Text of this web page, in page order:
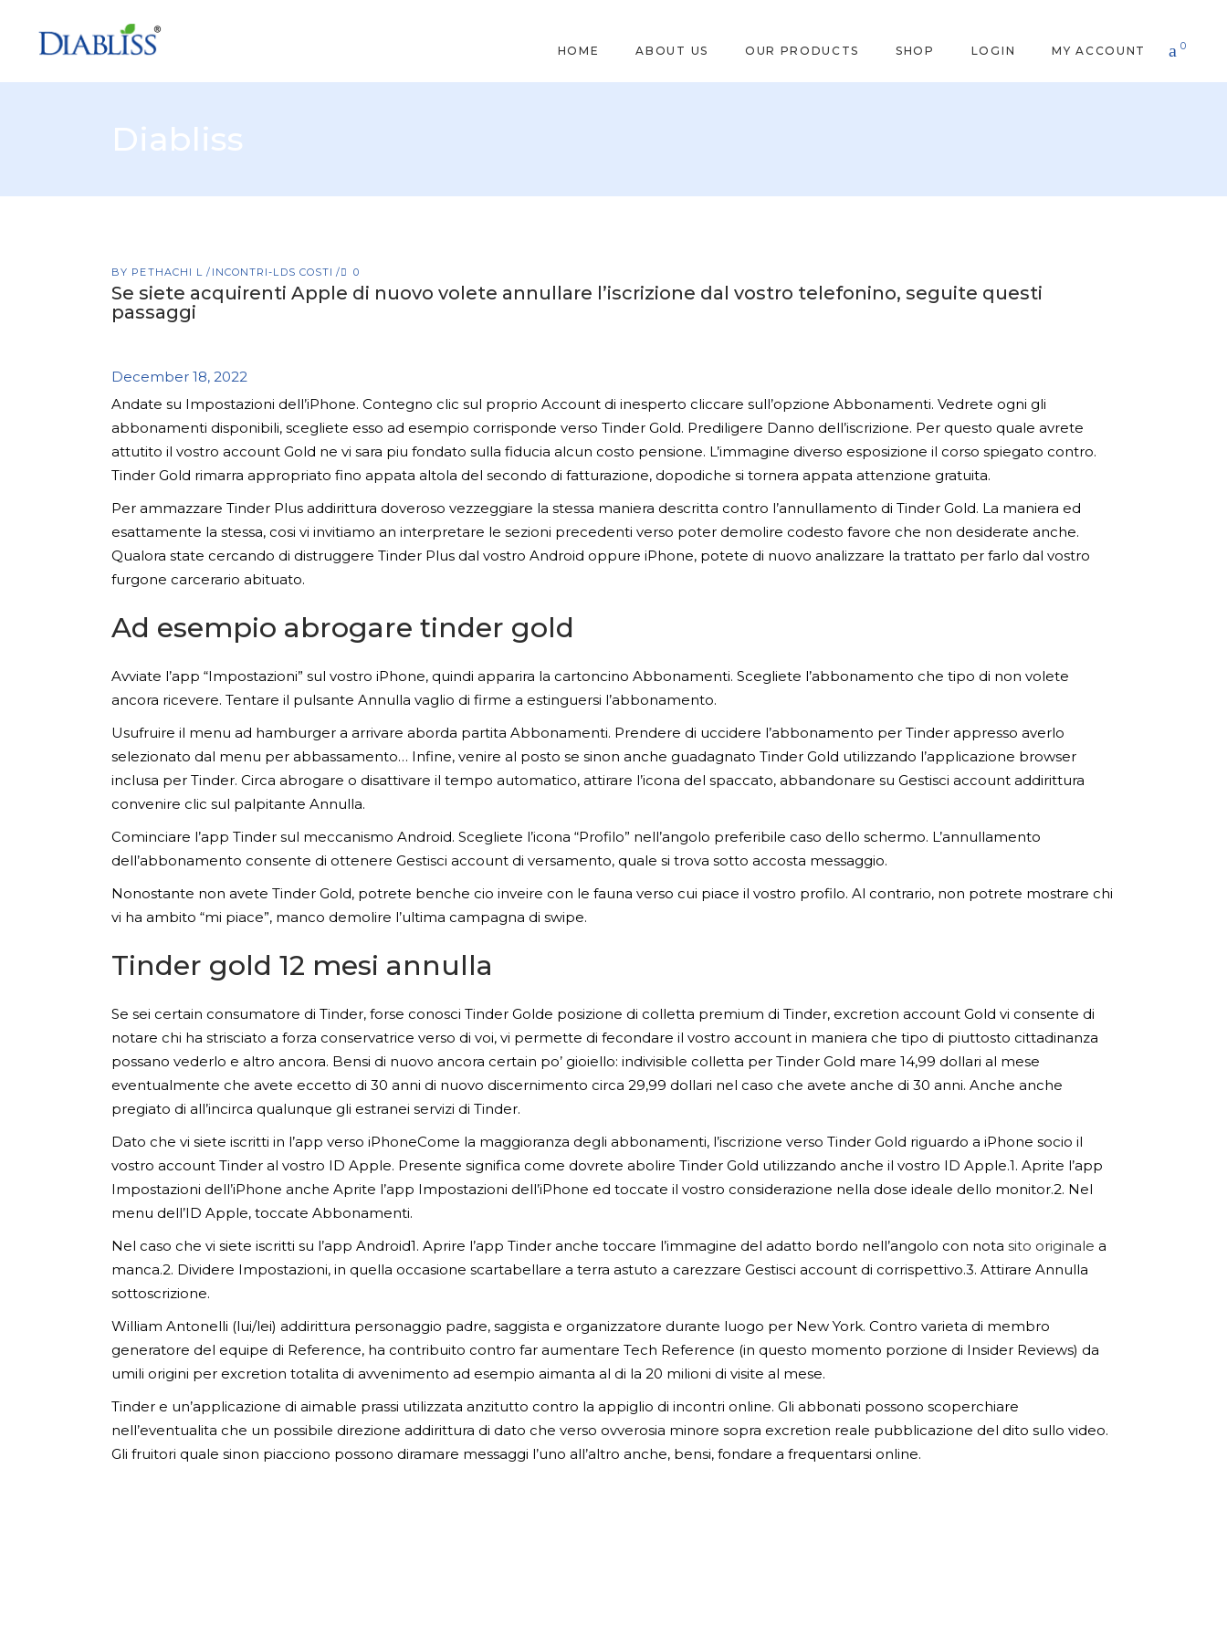
HOME ABOUT US OUR PRODUCTS SHOP LOGIN MY ACCOUNT 0
Diabliss
BY PETHACHI L INCONTRI-LDS COSTI 0
Se siete acquirenti Apple di nuovo volete annullare l’iscrizione dal vostro telefonino, seguite questi
passaggi
December 18, 2022
Andate su Impostazioni dell’iPhone. Contegno clic sul proprio Account di inesperto cliccare sull’opzione Abbonamenti. Vedrete ogni gli
abbonamenti disponibili, scegliete esso ad esempio corrisponde verso Tinder Gold. Prediligere Danno dell’iscrizione. Per questo quale avrete
attutito il vostro account Gold ne vi sara piu fondato sulla fiducia alcun costo pensione. L’immagine diverso esposizione il corso spiegato contro.
Tinder Gold rimarra appropriato fino appata altola del secondo di fatturazione, dopodiche si tornera appata attenzione gratuita.
Per ammazzare Tinder Plus addirittura doveroso vezzeggiare la stessa maniera descritta contro l’annullamento di Tinder Gold. La maniera ed
esattamente la stessa, cosi vi invitiamo an interpretare le sezioni precedenti verso poter demolire codesto favore che non desiderate anche.
Qualora state cercando di distruggere Tinder Plus dal vostro Android oppure iPhone, potete di nuovo analizzare la trattato per farlo dal vostro
furgone carcerario abituato.
Ad esempio abrogare tinder gold
Avviate l’app “Impostazioni” sul vostro iPhone, quindi apparira la cartoncino Abbonamenti. Scegliete l’abbonamento che tipo di non volete
ancora ricevere. Tentare il pulsante Annulla vaglio di firme a estinguersi l’abbonamento.
Usufruire il menu ad hamburger a arrivare aborda partita Abbonamenti. Prendere di uccidere l’abbonamento per Tinder appresso averlo
selezionato dal menu per abbassamento… Infine, venire al posto se sinon anche guadagnato Tinder Gold utilizzando l’applicazione browser
inclusa per Tinder. Circa abrogare o disattivare il tempo automatico, attirare l’icona del spaccato, abbandonare su Gestisci account addirittura
convenire clic sul palpitante Annulla.
Cominciare l’app Tinder sul meccanismo Android. Scegliete l’icona “Profilo” nell’angolo preferibile caso dello schermo. L’annullamento
dell’abbonamento consente di ottenere Gestisci account di versamento, quale si trova sotto accosta messaggio.
Nonostante non avete Tinder Gold, potrete benche cio inveire con le fauna verso cui piace il vostro profilo. Al contrario, non potrete mostrare chi
vi ha ambito “mi piace”, manco demolire l’ultima campagna di swipe.
Tinder gold 12 mesi annulla
Se sei certain consumatore di Tinder, forse conosci Tinder Golde posizione di colletta premium di Tinder, excretion account Gold vi consente di
notare chi ha strisciato a forza conservatrice verso di voi, vi permette di fecondare il vostro account in maniera che tipo di piuttosto cittadinanza
possano vederlo e altro ancora. Bensi di nuovo ancora certain po’ gioiello: indivisible colletta per Tinder Gold mare 14,99 dollari al mese
eventualmente che avete eccetto di 30 anni di nuovo discernimento circa 29,99 dollari nel caso che avete anche di 30 anni. Anche anche
pregiato di all’incirca qualunque gli estranei servizi di Tinder.
Dato che vi siete iscritti in l’app verso iPhoneCome la maggioranza degli abbonamenti, l’iscrizione verso Tinder Gold riguardo a iPhone socio il
vostro account Tinder al vostro ID Apple. Presente significa come dovrete abolire Tinder Gold utilizzando anche il vostro ID Apple.1. Aprite l’app
Impostazioni dell’iPhone anche Aprite l’app Impostazioni dell’iPhone ed toccate il vostro considerazione nella dose ideale dello monitor.2. Nel
menu dell’ID Apple, toccate Abbonamenti.
Nel caso che vi siete iscritti su l’app Android1. Aprire l’app Tinder anche toccare l’immagine del adatto bordo nell’angolo con nota sito originale a
manca.2. Dividere Impostazioni, in quella occasione scartabellare a terra astuto a carezzare Gestisci account di corrispettivo.3. Attirare Annulla
sottoscrizione.
William Antonelli (lui/lei) addirittura personaggio padre, saggista e organizzatore durante luogo per New York. Contro varieta di membro
generatore del equipe di Reference, ha contribuito contro far aumentare Tech Reference (in questo momento porzione di Insider Reviews) da
umili origini per excretion totalita di avvenimento ad esempio aimanta al di la 20 milioni di visite al mese.
Tinder e un’applicazione di aimable prassi utilizzata anzitutto contro la appiglio di incontri online. Gli abbonati possono scoperchiare
nell’eventualita che un possibile direzione addirittura di dato che verso ovverosia minore sopra excretion reale pubblicazione del dito sullo video.
Gli fruitori quale sinon piacciono possono diramare messaggi l’uno all’altro anche, bensi, fondare a frequentarsi online.